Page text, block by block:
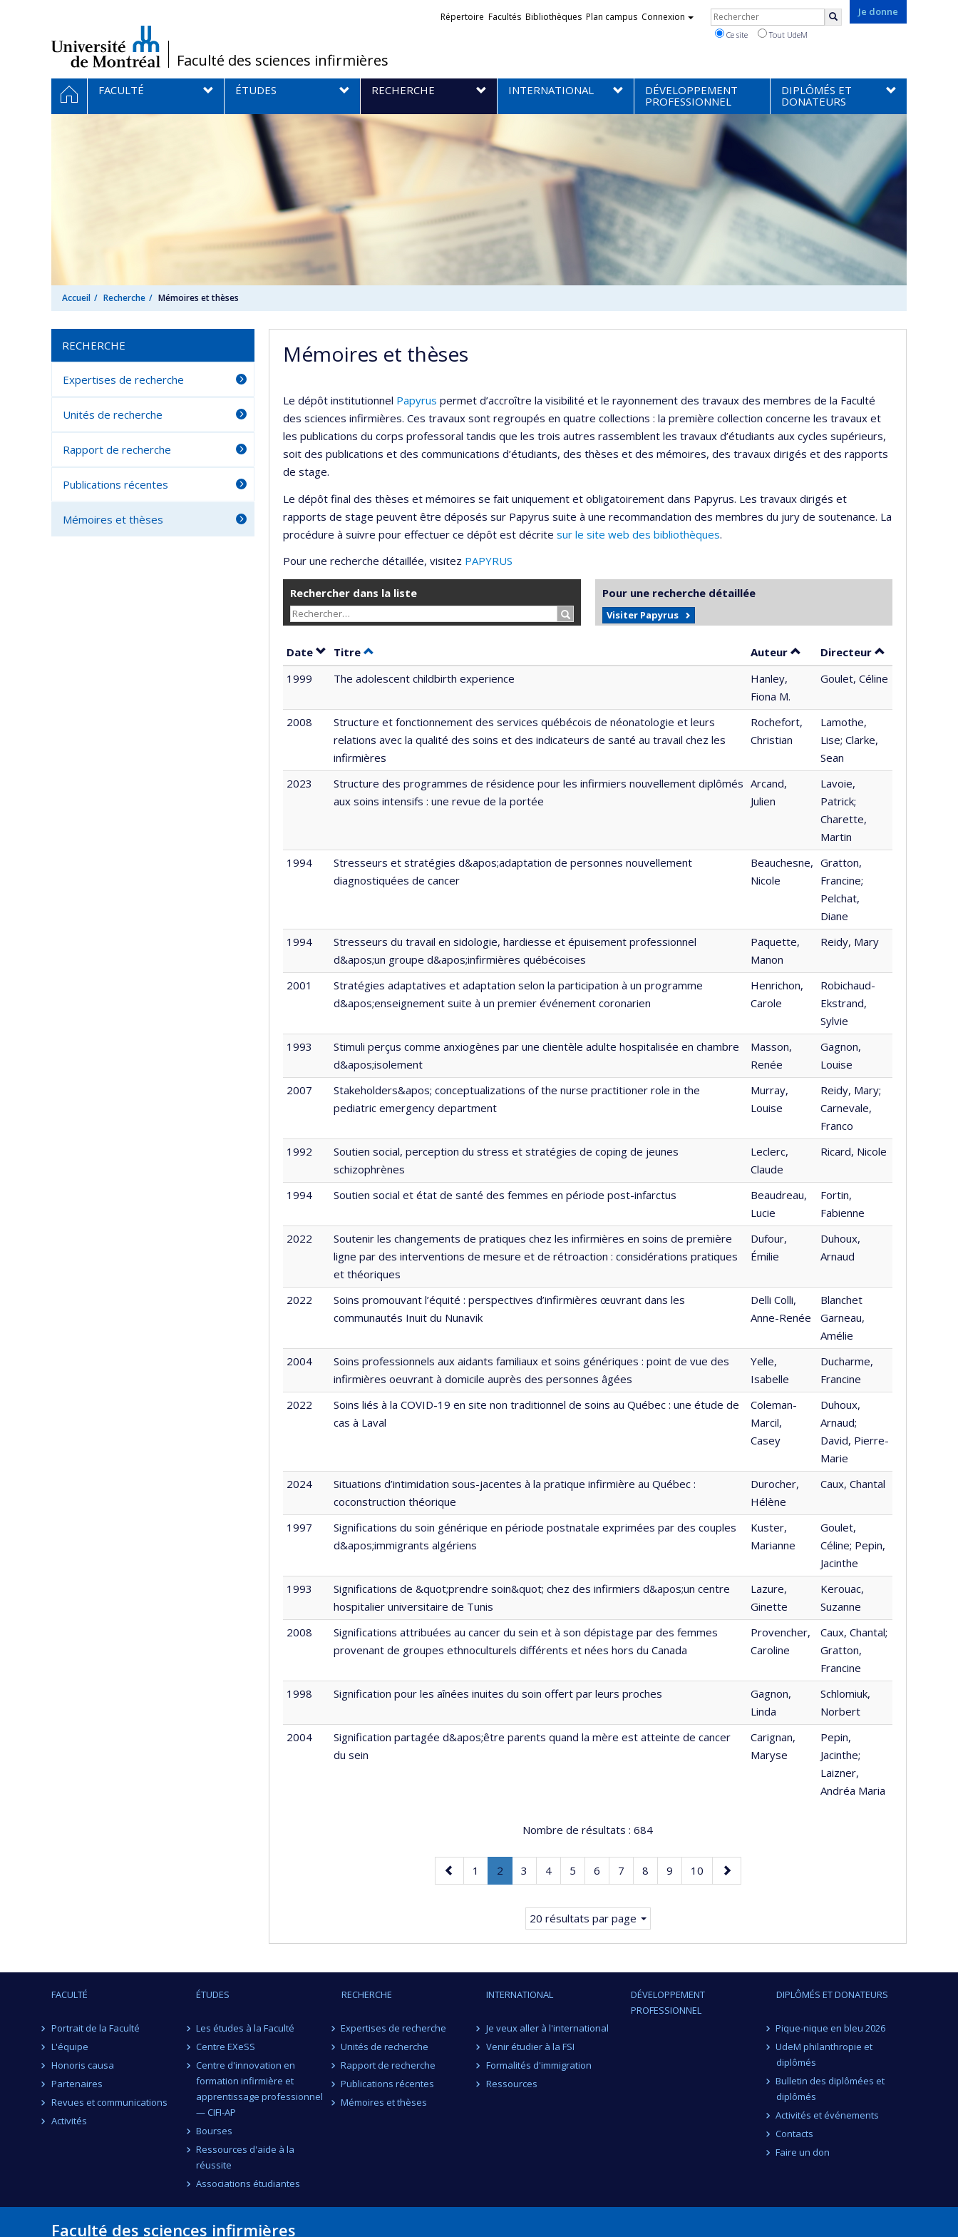
/Faculté des sciences infirmières
Je donne
Liens
Répertoire Facultés Bibliothèques Plan campus Connexion Rechercher
Ce site Tout UdeM
Navigation
principale
ACCUEIL
FACULTÉ ÉTUDES RECHERCHE INTERNATIONAL
DÉVELOPPEMENT
PROFESSIONNEL
DIPLÔMÉS ET
DONATEURS
Accueil Recherche Mémoires et thèses
Mémoires et thèses
Le dépôt institutionnel Papyrus permet d’accroître la visibilité et le rayonnement des travaux des membres de la Faculté
des sciences infirmières. Ces travaux sont regroupés en quatre collections : la première collection concerne les travaux et
les publications du corps professoral tandis que les trois autres rassemblent les travaux d’étudiants aux cycles supérieurs,
soit des publications et des communications d’étudiants, des thèses et des mémoires, des travaux dirigés et des rapports
de stage.
Le dépôt final des thèses et mémoires se fait uniquement et obligatoirement dans Papyrus. Les travaux dirigés et
rapports de stage peuvent être déposés sur Papyrus suite à une recommandation des membres du jury de soutenance. La
procédure à suivre pour effectuer ce dépôt est décrite sur le site web des bibliothèques.
Pour une recherche détaillée, visitez PAPYRUS
Rechercher dans la liste
Rechercher…
Pour une recherche détaillée
Visiter Papyrus
Date Trier par date en ordre décroissant
Titre Trier par titre en ordre décroissant Auteur Trier par auteur en ordre
Directeur par
1999
The adolescent childbirth experience
Hanley,
Fiona M.
Goulet, Céline
2008
Structure et fonctionnement des services québécois de néonatologie et leurs
relations avec la qualité des soins et des indicateurs de santé au travail chez les
infirmières
Rochefort,
Christian
Lamothe,
Lise; Clarke,
Sean
2023
Structure des programmes de résidence pour les infirmiers nouvellement diplômés
aux soins intensifs : une revue de la portée
Arcand,
Julien
Lavoie,
Patrick;
Charette,
Martin
1994
Stresseurs et stratégies d&apos;adaptation de personnes nouvellement
diagnostiquées de cancer
Beauchesne,
Nicole
Gratton,
Francine;
Pelchat,
Diane
1994
Stresseurs du travail en sidologie, hardiesse et épuisement professionnel
d&apos;un groupe d&apos;infirmières québécoises
Paquette,
Manon
Reidy, Mary
2001
Stratégies adaptatives et adaptation selon la participation à un programme
d&apos;enseignement suite à un premier événement coronarien
Henrichon,
Carole
Robichaud-
Ekstrand,
Sylvie
1993
Stimuli perçus comme anxiogènes par une clientèle adulte hospitalisée en chambre
d&apos;isolement
Masson,
Renée
Gagnon,
Louise
2007
Stakeholders&apos; conceptualizations of the nurse practitioner role in the
pediatric emergency department
Murray,
Louise
Reidy, Mary;
Carnevale,
Franco
1992
Soutien social, perception du stress et stratégies de coping de jeunes
schizophrènes
Leclerc,
Claude
Ricard, Nicole
1994 Soutien social et état de santé des femmes en période post-infarctus
Beaudreau,
Lucie
Fortin,
Fabienne
2022
Soutenir les changements de pratiques chez les infirmières en soins de première
ligne par des interventions de mesure et de rétroaction : considérations pratiques
et théoriques
Dufour,
Émilie
Duhoux,
Arnaud
2022
Soins promouvant l’équité : perspectives d’infirmières œuvrant dans les
communautés Inuit du Nunavik
Delli Colli,
Anne-Renée
Blanchet
Garneau,
Amélie
2004
Soins professionnels aux aidants familiaux et soins génériques : point de vue des
infirmières oeuvrant à domicile auprès des personnes âgées
Yelle,
Isabelle
Ducharme,
Francine
2022
Soins liés à la COVID-19 en site non traditionnel de soins au Québec : une étude de
cas à Laval
Coleman-
Marcil,
Casey
Duhoux,
Arnaud;
David, Pierre-
Marie
2024
Situations d’intimidation sous-jacentes à la pratique infirmière au Québec :
coconstruction théorique
Durocher,
Hélène
Caux, Chantal
1997
Significations du soin générique en période postnatale exprimées par des couples
d&apos;immigrants algériens
Kuster,
Marianne
Goulet,
Céline; Pepin,
Jacinthe
1993
Significations de &quot;prendre soin&quot; chez des infirmiers d&apos;un centre
hospitalier universitaire de Tunis
Lazure,
Ginette
Kerouac,
Suzanne
2008
Significations attribuées au cancer du sein et à son dépistage par des femmes
provenant de groupes ethnoculturels différents et nées hors du Canada
Provencher,
Caroline
Caux, Chantal;
Gratton,
Francine
1998
Signification pour les aînées inuites du soin offert par leurs proches
Gagnon,
Linda
Schlomiuk,
Norbert
2004
Signification partagée d&apos;être parents quand la mère est atteinte de cancer
du sein
Carignan,
Maryse
Pepin,
Jacinthe;
Laizner,
Andréa Maria
Nombre de résultats : 684
Page
précédente
Page
1 Page
2.
Page
courante.
Page
3 Page
4 Page
5 Page
6 Page
7 Page
8 Page
9 Page
10
Page
suivante
20 résultats par page
RECHERCHE
Expertises de recherche
Unités de recherche
Rapport de recherche
Publications récentes
Mémoires et thèses
FACULTÉ
Portrait de la Faculté
L'équipe
Honoris causa
Partenaires
Revues et communications
Activités
ÉTUDES
Les études à la Faculté
Centre EXeSS
Centre d'innovation en
formation infirmière et
apprentissage professionnel
— CIFI-AP
Bourses
Ressources d'aide à la
réussite
Associations étudiantes
RECHERCHE
Expertises de recherche
Unités de recherche
Rapport de recherche
Publications récentes
Mémoires et thèses
INTERNATIONAL
Je veux aller à l'international
Venir étudier à la FSI
Formalités d'immigration
Ressources
DÉVELOPPEMENT
PROFESSIONNEL
DIPLÔMÉS ET DONATEURS
Pique-nique en bleu 2026
UdeM philanthropie et
diplômés
Bulletin des diplômées et
diplômés
Activités et événements
Contacts
Faire un don
Faculté des sciences infirmières